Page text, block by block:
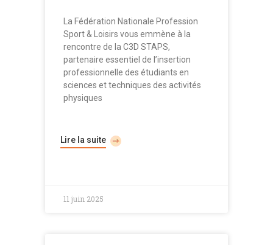
La Fédération Nationale Profession
Sport & Loisirs vous emmène à la
rencontre de la C3D STAPS,
partenaire essentiel de l’insertion
professionnelle des étudiants en
sciences et techniques des activités
physiques
Lire la suite
11 juin 2025